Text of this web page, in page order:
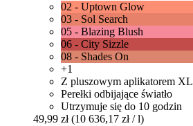
02 - Uptown Glow
03 - Sol Search
05 - Blazing Blush
06 - City Sizzle
08 - Shades On
+1
Z pluszowym aplikatorem XL
Perełki odbijające światło
Utrzymuje się do 10 godzin
49,99 zł (10 636,17 zł / l)